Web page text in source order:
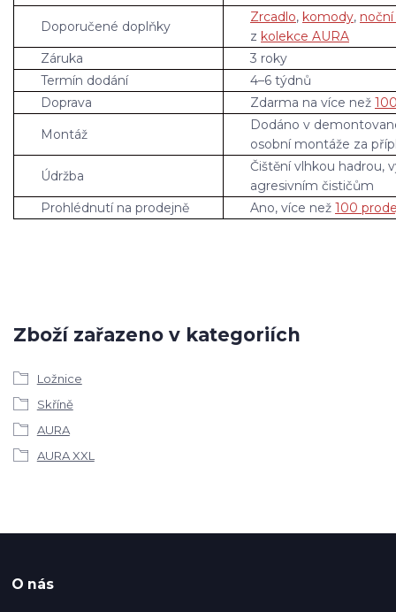
Doporučené doplňky
Zrcadlo, komody,
z kolekce AURA
Záruka
3 roky
Termín dodání
4–6 týdnů
Doprava
Zdarma na více než
Montáž
Dodáno v
osobní montáže za
Údržba
Čištění vlhkou hadrou,
agresivním čističům
Prohlédnutí na prodejně
Ano, více než 100
Zboží zařazeno v kategoriích
Ložnice
Skříně
AURA
AURA XXL
O nás